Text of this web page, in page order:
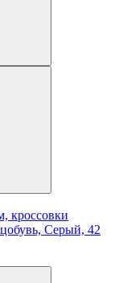
кроссовки
Серый, 42